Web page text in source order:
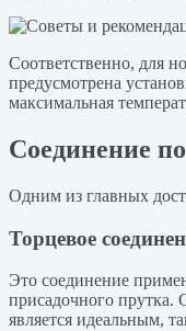
Соответственно, для
предусмотрена
максимальная
Соединение
Одним из главных
Торцевое
Это соединение
присадочного прутка.
является идеальным,